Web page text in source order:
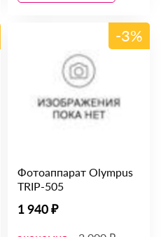
-3%
Фотоаппарат Olympus
TRIP-505
1 940 ₽